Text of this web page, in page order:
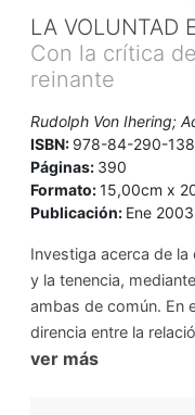
LA VOLUNTAD
Con la crítica
reinante
Rudolph Von Ihering;
ISBN: 978-84-290-
Páginas: 390
Formato:15,00cm x
Publicación: Ene 2003
Investiga acerca de
y la tenencia,
ambas de común. En
direncia entre la
ver más